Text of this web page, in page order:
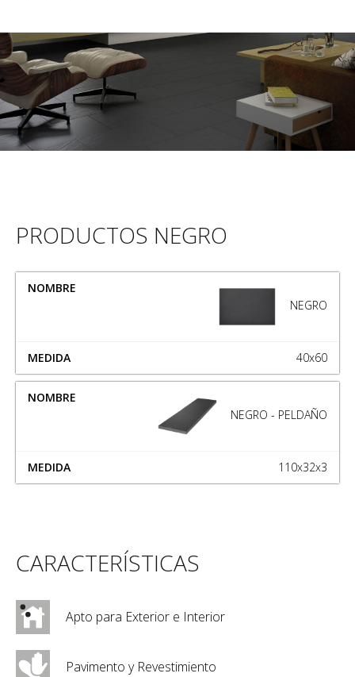
PRODUCTOS NEGRO
NOMBRE
NEGRO
40x60
NEGRO - PELDAÑO
110x32x3
CARACTERÍSTICAS
Apto para Exterior e Interior
Pavimento y Revestimiento